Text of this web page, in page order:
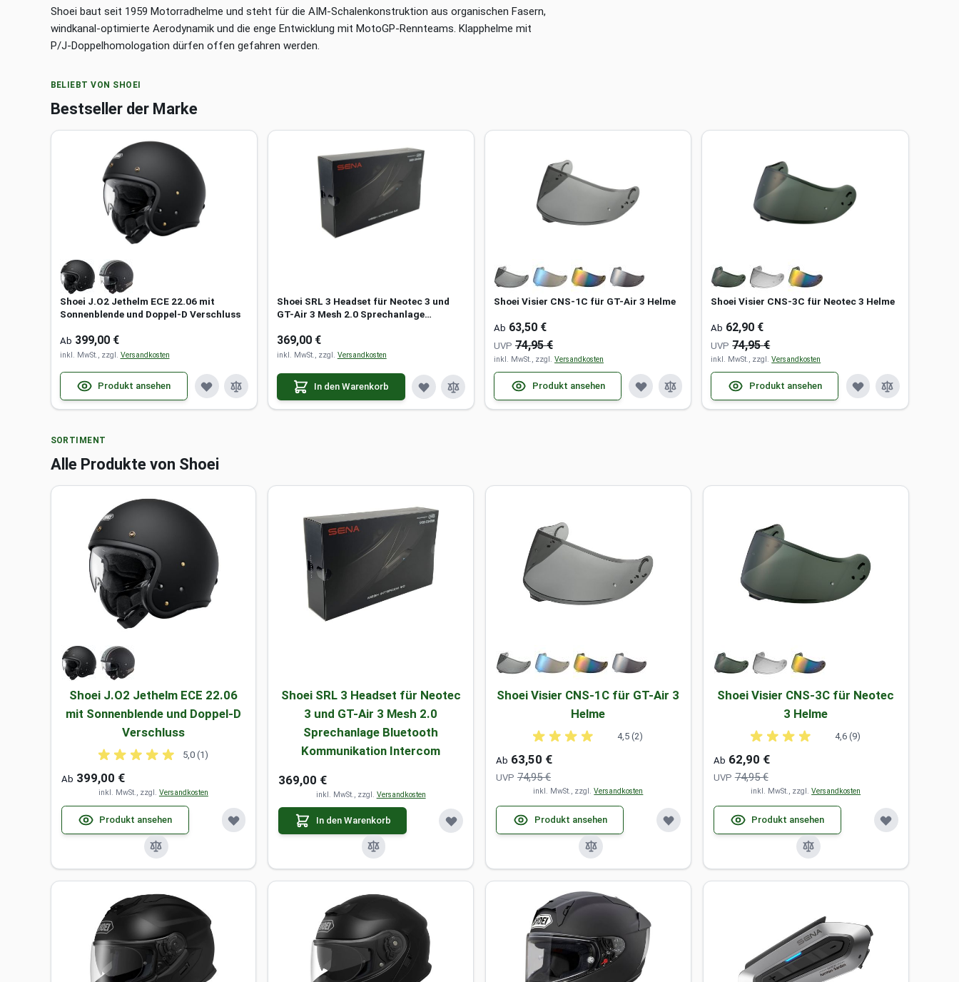
Shoei baut seit 1959 Motorradhelme und steht für die AIM-Schalenkonstruktion aus organischen Fasern,
windkanal-optimierte Aerodynamik und die enge Entwicklung mit MotoGP-Rennteams. Klapphelme mit
P/J-Doppelhomologation dürfen offen gefahren werden.
BELIEBT VON SHOEI
Bestseller der Marke
Shoei J.O2 Jethelm ECE 22.06 mit
Sonnenblende und Doppel-D Verschluss
Ab 399,00 €
inkl. MwSt., zzgl. Versandkosten
Produkt ansehen
Shoei SRL 3 Headset für Neotec 3 und
GT-Air 3 Mesh 2.0 Sprechanlage
369,00 €
inkl. MwSt., zzgl. Versandkosten
In den Warenkorb
Shoei Visier CNS-1C für GT-Air 3 Helme
Ab 63,50 €
UVP 74,95 €
inkl. MwSt., zzgl. Versandkosten
Produkt ansehen
Shoei Visier CNS-3C für Neotec 3 Helme
Ab 62,90 €
UVP 74,95 €
inkl. MwSt., zzgl.Versandkosten
Produkt ansehen
SORTIMENT
Alle Produkte von Shoei
Shoei J.O2 Jethelm ECE 22.06
mit Sonnenblende und Doppel-D
Verschluss
5,0 (1)
Ab 399,00 €
inkl. MwSt., zzgl. Versandkosten
Produkt ansehen
Shoei SRL 3 Headset für Neotec
3 und GT-Air 3 Mesh 2.0
Sprechanlage Bluetooth
Kommunikation Intercom
369,00 €
inkl. MwSt., zzgl. Versandkosten
In den Warenkorb
Shoei Visier CNS-1C für GT-Air 3
Helme
4,5 (2)
Ab 63,50 €
UVP 74,95 €
inkl. MwSt., zzgl.Versandkosten
Produkt ansehen
Shoei Visier CNS-3C für Neotec
3 Helme
4,6 (9)
Ab 62,90 €
UVP 74,95 €
inkl. MwSt., zzgl.Versandkosten
Produkt ansehen